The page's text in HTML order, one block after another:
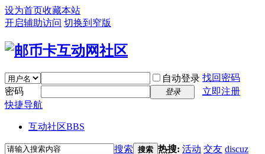
设为首页收藏本站
开启辅助访问 切换到窄版
自动登录 找回密码
密码
登录
立即注册
快捷导航
互动社区BBS
搜索 搜索 热搜: 活动 交友 discuz